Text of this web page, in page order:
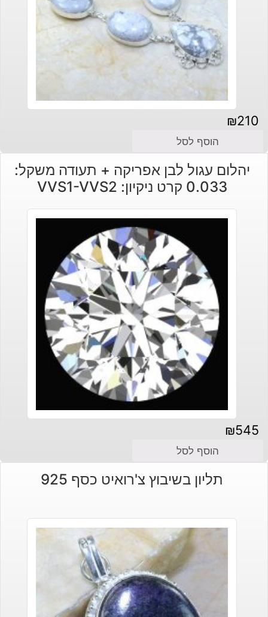
₪210
הוסף לסל
יהלום עגול לבן אפריקה + תעודה משקל:
0.033 קרט ניקיון: VVS1-VVS2
₪545
הוסף לסל
תליון בשיבוץ צ'רואיט כסף 925